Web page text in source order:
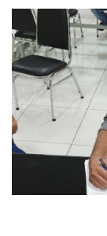
Vídeos
Webmail
Contato